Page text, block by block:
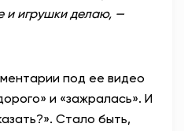
и игрушки делаю, —
под ее видео
и «зажралась». И
Стало быть,